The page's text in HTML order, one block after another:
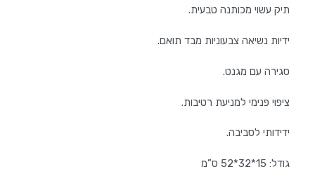
תיק עשוי מכותנה טבעית.
ידיות נשיאה צבעוניות מבד תואם.
סגירה עם מגנט.
ציפוי פנימי למניעת רטיבות.
ידידותי לסביבה.
גודל: 15*32*52 ס”מ